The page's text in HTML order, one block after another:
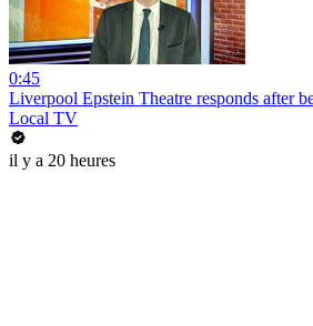
0:45
Liverpool Epstein Theatre responds after
Local TV
il y a 20 heures